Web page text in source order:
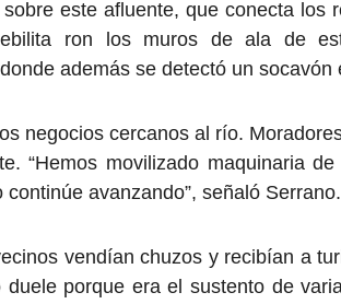
este afluente, que conecta los
ron los muros de ala de
además se detectó un socavón
negocios cercanos al río.
“Hemos movilizado maquinaria
avanzando”, señaló Serrano.
vendían chuzos y recibían a
porque era el sustento de